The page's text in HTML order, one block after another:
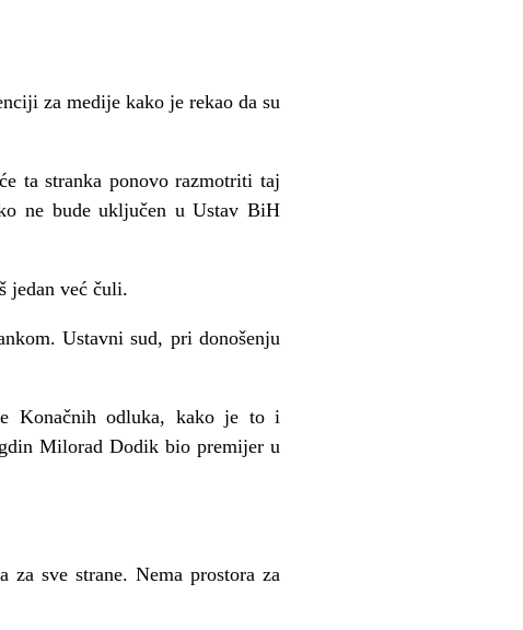
za medije kako je rekao da su
ta stranka ponovo razmotriti taj
ne bude uključen u Ustav BiH
jedan već čuli.
Ustavni sud, pri donošenju
Konačnih odluka, kako je to i
Milorad Dodik bio premijer u
za sve strane. Nema prostora za